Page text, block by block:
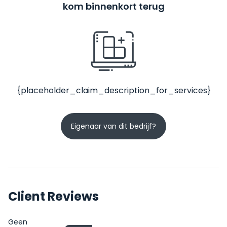
kom binnenkort terug
{placeholder_claim_description_for_services}
Eigenaar van dit bedrijf?
Client Reviews
Geen